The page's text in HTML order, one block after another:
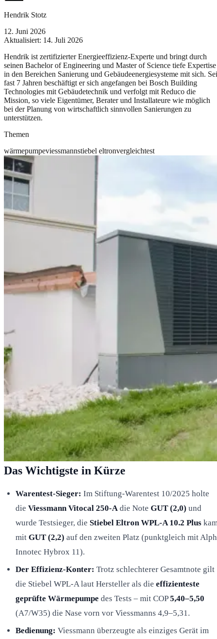
Hendrik Stotz
12. Juni 2026
Aktualisiert: 14. Juli 2026
Hendrik ist zertifizierter Energieeffizienz-Experte und bringt durch
seinen Bachelor of Engineering und Master of Science tiefe Expertise
in den Bereichen Sanierung und Gebäudeenergiesysteme mit sich.
fast 7 Jahren beschäftigt er sich angefangen bei Bosch Building
Technologies mit Gebäudetechnik und verfolgt mit Reduco die
Mission, so viele Eigentümer, Berater und Installateure wie möglich
bei der Planung von wirtschaftlich sinnvollen Sanierungen zu
unterstützen.
Themen
wärmepumpeviessmannstiebel eltronvergleichtest
Das Wichtigste in Kürze
Warentest-Sieger: Im Stiftung-Warentest 10/2025 holte
die Viessmann Vitocal 250-Adie Note GUT (2,0) und
wurde Testsieger, die Stiebel Eltron WPL-A 10.2 Plus
mit GUT (2,2) auf den zweiten Platz (punktgleich mit
Innotec Hybrox 11).
Der Effizienz-Konter: Trotz schlechterer Gesamtnote gilt
die Stiebel WPL-A laut Hersteller als die effizienteste
geprüfte Wärmepumpe des Tests – mit COP5,40–5,50
(A7/W35) die Nase vorn vor Viessmanns 4,9–5,31.
Bedienung: Viessmann überzeugte als einziges Gerät im